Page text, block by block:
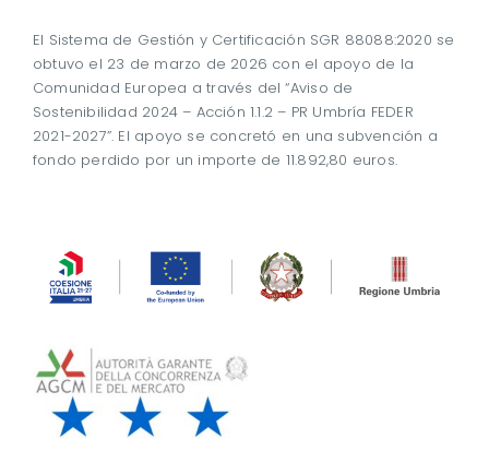
El Sistema de Gestión y Certificación SGR 88088:2020 se
obtuvo el 23 de marzo de 2026 con el apoyo de la
Comunidad Europea a través del “Aviso de
Sostenibilidad 2024 – Acción 1.1.2 – PR Umbría FEDER
2021-2027”. El apoyo se concretó en una subvención a
fondo perdido por un importe de 11.892,80 euros.